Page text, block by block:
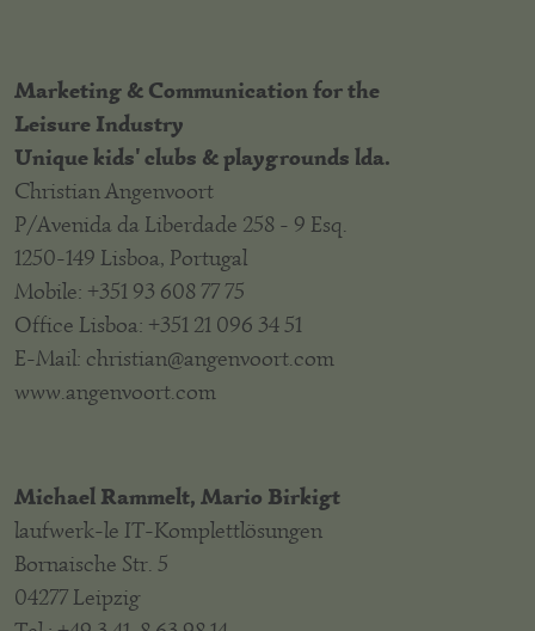
Marketing & Communication for the
Leisure Industry
Unique kids' clubs & playgrounds lda.
Christian Angenvoort
P/Avenida da Liberdade 258 - 9 Esq.
1250-149 Lisboa, Portugal
Mobile: +351 93 608 77 75
Office Lisboa: +351 21 096 34 51
E-Mail: christian@angenvoort.com
www.angenvoort.com
Michael Rammelt, Mario Birkigt
laufwerk-le IT-Komplettlösungen
Bornaische Str. 5
04277 Leipzig